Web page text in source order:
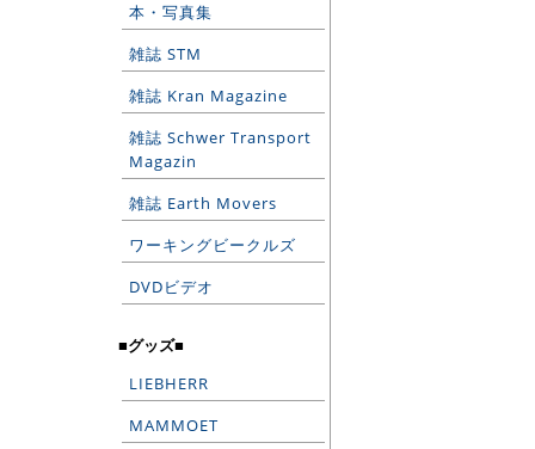
本・写真集
雑誌 STM
雑誌 Kran Magazine
雑誌 Schwer Transport
Magazin
雑誌 Earth Movers
ワーキングビークルズ
DVDビデオ
■グッズ■
LIEBHERR
MAMMOET